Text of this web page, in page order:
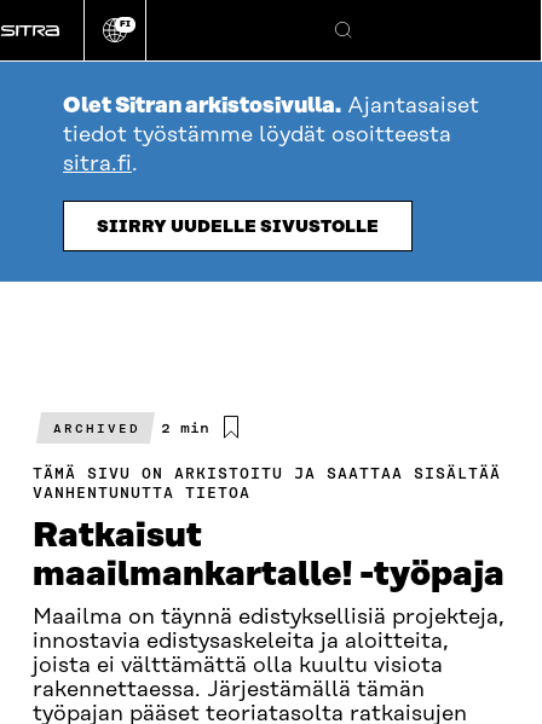
suoraan
sisältöön
Vaihda
kieli
FI
Hae
Olet Sitran arkistosivulla. Ajantasaiset
tiedot työstämme löydät osoitteesta
sitra.fi.
SIIRRY UUDELLE SIVUSTOLLE
ARCHIVED
Arvioitu
2 min
TÄMÄ SIVU ON ARKISTOITU JA SAATTAA SISÄLTÄÄ
VANHENTUNUTTA TIETOA
Ratkaisut
maailmankartalle! -työpaja
Maailma on täynnä edistyksellisiä projekteja,
innostavia edistysaskeleita ja aloitteita,
joista ei välttämättä olla kuultu visiota
rakennettaessa. Järjestämällä tämän
työpajan pääset teoriatasolta ratkaisujen